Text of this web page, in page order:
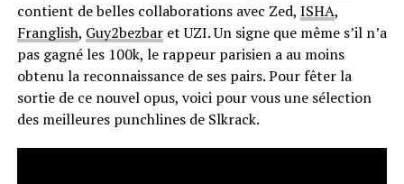
contient de belles collaborations avec Zed, ISHA,
Franglish, Guy2bezbaret UZI. Un signe que même s’il n’a
pas gagné les 100k, le rappeur parisien a au moins
obtenu la reconnaissance de ses pairs. Pour fêter la
sortie de ce nouvel opus, voici pour vous une sélection
des meilleures punchlines de Slkrack.